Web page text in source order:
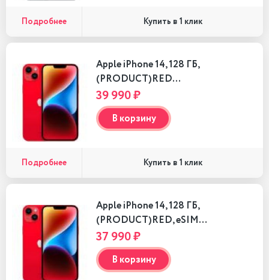
Подробнее Купить в 1 клик
Apple iPhone 14, 128 ГБ,
(PRODUCT)RED…
39 990 ₽
В корзину
Подробнее Купить в 1 клик
Apple iPhone 14, 128 ГБ,
(PRODUCT)RED, eSIM…
37 990 ₽
В корзину